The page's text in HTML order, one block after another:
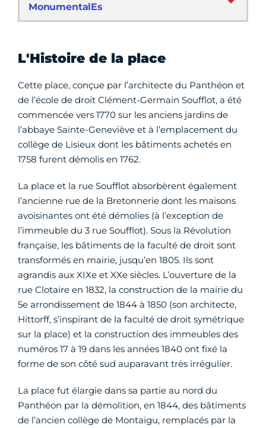
MonumentalEs
L'Histoire de la place
Cette place, conçue par l’architecte du Panthéon et
de l’école de droit Clément-Germain Soufflot, a été
commencée vers 1770 sur les anciens jardins de
l’abbaye Sainte-Geneviève et à l’emplacement du
collège de Lisieux dont les bâtiments achetés en
1758 furent démolis en 1762.
La place et la rue Soufflot absorbèrent également
l’ancienne rue de la Bretonnerie dont les maisons
avoisinantes ont été démolies (à l’exception de
l’immeuble du 3 rue Soufflot). Sous la Révolution
française, les bâtiments de la faculté de droit sont
transformés en mairie, jusqu’en 1805. Ils sont
agrandis aux XIXe et XXe siècles. L’ouverture de la
rue Clotaire en 1832, la construction de la mairie du
5e arrondissement de 1844 à 1850 (son architecte,
Hittorff, s’inspirant de la faculté de droit symétrique
sur la place) et la construction des immeubles des
numéros 17 à 19 dans les années 1840 ont fixé la
forme de son côté sud auparavant très irrégulier.
La place fut élargie dans sa partie au nord du
Panthéon par la démolition, en 1844, des bâtiments
de l’ancien collège de Montaigu, remplacés par la